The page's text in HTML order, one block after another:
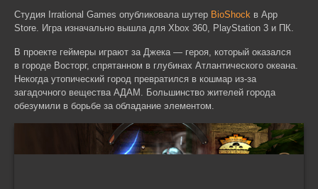
Студия Irrational Games опубликовала шутер BioShock в App
Store. Игра изначально вышла для Xbox 360, PlayStation 3 и ПК.
В проекте геймеры играют за Джека — героя, который оказался
в городе Восторг, спрятанном в глубинах Атлантического океана.
Некогда утопический город превратился в кошмар из-за
загадочного вещества АДАМ. Большинство жителей города
обезумили в борьбе за обладание элементом.